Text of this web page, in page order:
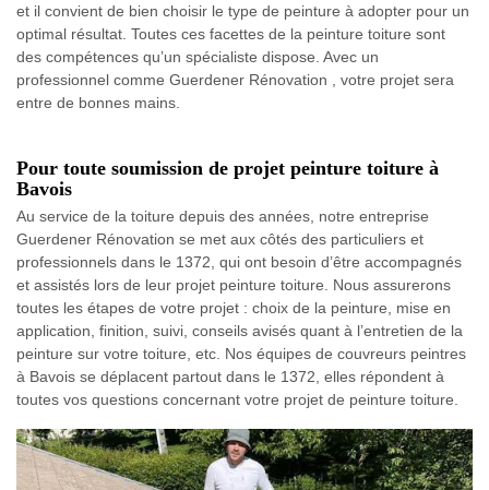
et il convient de bien choisir le type de peinture à adopter pour un
optimal résultat. Toutes ces facettes de la peinture toiture sont
des compétences qu’un spécialiste dispose. Avec un
professionnel comme Guerdener Rénovation , votre projet sera
entre de bonnes mains.
Pour toute soumission de projet peinture toiture à
Bavois
Au service de la toiture depuis des années, notre entreprise
Guerdener Rénovation se met aux côtés des particuliers et
professionnels dans le 1372, qui ont besoin d’être accompagnés
et assistés lors de leur projet peinture toiture. Nous assurerons
toutes les étapes de votre projet : choix de la peinture, mise en
application, finition, suivi, conseils avisés quant à l’entretien de la
peinture sur votre toiture, etc. Nos équipes de couvreurs peintres
à Bavois se déplacent partout dans le 1372, elles répondent à
toutes vos questions concernant votre projet de peinture toiture.